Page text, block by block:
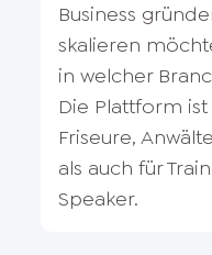
Business
skalieren
in welcher
Die Plattform
Friseure,
als auch für
Speaker.